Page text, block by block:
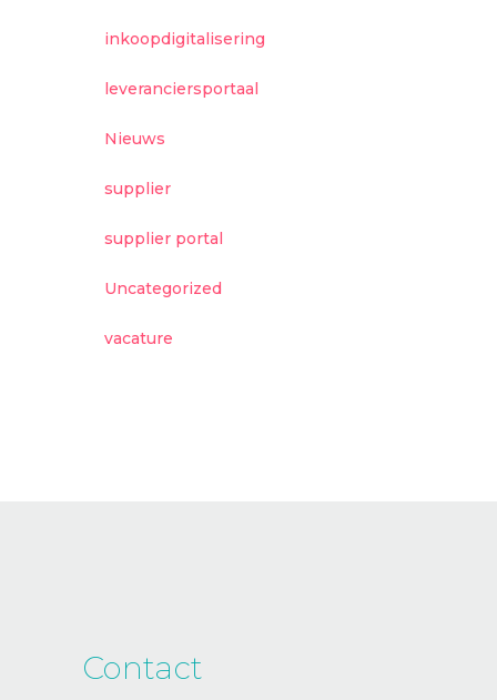
inkoopdigitalisering
leveranciersportaal
Nieuws
supplier
supplier portal
Uncategorized
vacature
Contact